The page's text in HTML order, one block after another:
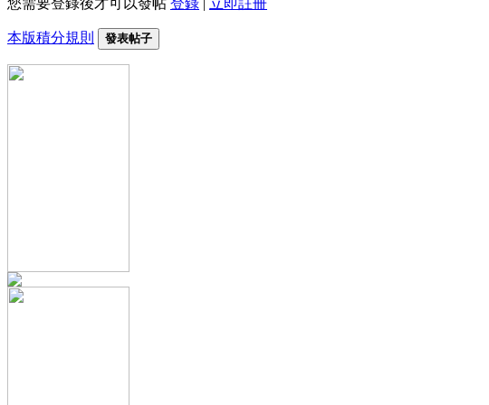
本版積分規則 發表帖子